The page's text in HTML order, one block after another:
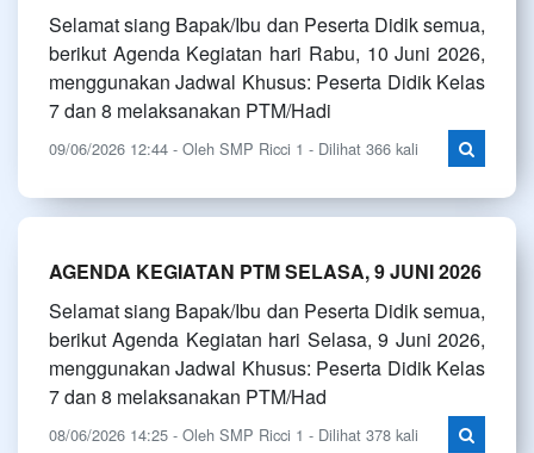
Selamat siang Bapak/Ibu dan Peserta Didik semua,
berikut Agenda Kegiatan hari Rabu, 10 Juni 2026,
menggunakan Jadwal Khusus: Peserta Didik Kelas
7 dan 8 melaksanakan PTM/Hadi
09/06/2026 12:44 - Oleh SMP Ricci 1 - Dilihat 366 kali
AGENDA KEGIATAN PTM SELASA, 9 JUNI 2026
Selamat siang Bapak/Ibu dan Peserta Didik semua,
berikut Agenda Kegiatan hari Selasa, 9 Juni 2026,
menggunakan Jadwal Khusus: Peserta Didik Kelas
7 dan 8 melaksanakan PTM/Had
08/06/2026 14:25 - Oleh SMP Ricci 1 - Dilihat 378 kali